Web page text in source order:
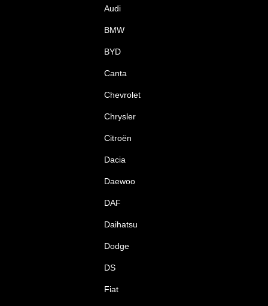
Audi
BMW
BYD
Canta
Chevrolet
Chrysler
Citroën
Dacia
Daewoo
DAF
Daihatsu
Dodge
DS
Fiat